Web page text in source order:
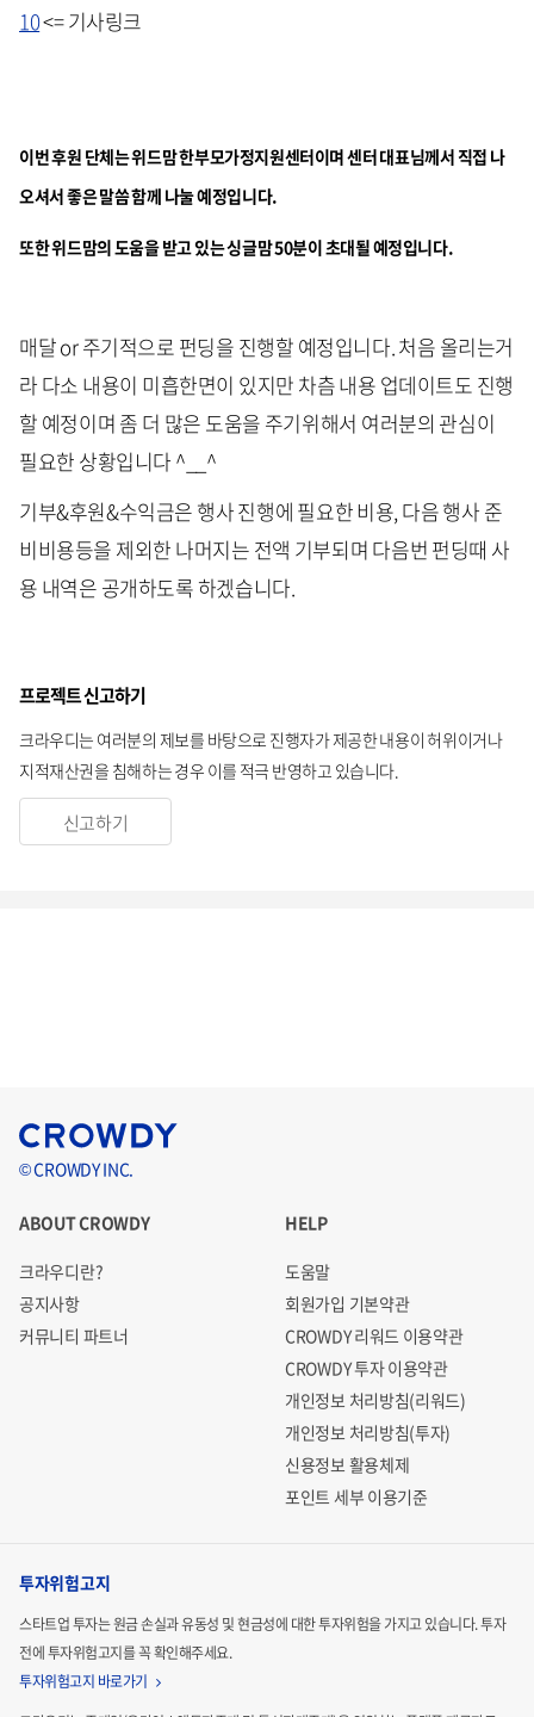
10<= 기사링크
이번 후원 단체는 위드맘 한부모가정지원센터이며 센터 대표님께서 직접 나
오셔서 좋은 말씀 함께 나눌 예정입니다.
또한 위드맘의 도움을 받고 있는 싱글맘 50분이 초대될 예정입니다.
매달 or 주기적으로 펀딩을 진행할 예정입니다. 처음 올리는거
라 다소 내용이 미흡한면이 있지만 차츰 내용 업데이트도 진행
할 예정이며 좀 더 많은 도움을 주기위해서 여러분의 관심이
필요한 상황입니다 ^__^
기부&후원&수익금은 행사 진행에 필요한 비용, 다음 행사 준
비비용등을 제외한 나머지는 전액 기부되며 다음번 펀딩때 사
용 내역은 공개하도록 하겠습니다.
프로젝트 신고하기
크라우디는 여러분의 제보를 바탕으로 진행자가 제공한 내용이 허위이거나
지적재산권을 침해하는 경우 이를 적극 반영하고 있습니다.
신고하기
© CROWDY INC.
ABOUT CROWDY
크라우디란?
공지사항
커뮤니티 파트너
HELP
도움말
회원가입 기본약관
CROWDY 리워드 이용약관
CROWDY 투자 이용약관
개인정보 처리방침(리워드)
개인정보 처리방침(투자)
신용정보 활용체제
포인트 세부 이용기준
투자위험고지
스타트업 투자는 원금 손실과 유동성 및 현금성에 대한 투자위험을 가지고 있습니다.투자
전에 투자위험고지를 꼭 확인해주세요.
투자위험고지 바로가기